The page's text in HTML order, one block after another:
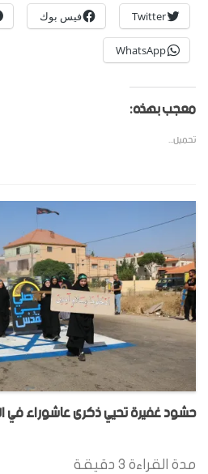
Twitter فيس بوك
WhatsApp
معجب بهذه:
تحميل...
حشود غفيرة تحيي ذكرى عاشوراء في
مدة القراءة 3 دقيقة